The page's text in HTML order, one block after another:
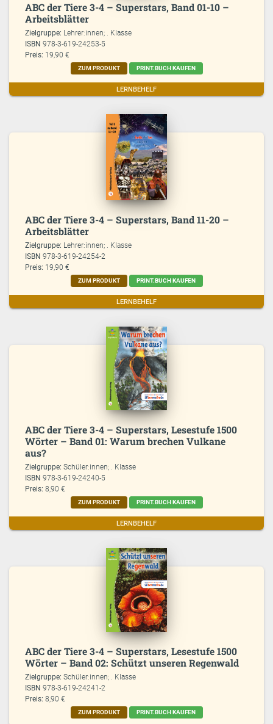
ABC der Tiere 3-4 – Superstars, Band 01-10 –
Arbeitsblätter
Zielgruppe: Lehrer:innen; . Klasse
ISBN978-3-619-24253-5
Preis: 19,90 €
ZUM PRODUKT PRINT.BUCH KAUFEN
LERNBEHELF
ABC der Tiere 3-4 – Superstars, Band 11-20 –
Arbeitsblätter
Zielgruppe: Lehrer:innen; . Klasse
ISBN978-3-619-24254-2
Preis: 19,90 €
ZUM PRODUKT PRINT.BUCH KAUFEN
LERNBEHELF
ABC der Tiere 3-4 – Superstars, Lesestufe 1500
Wörter – Band 01: Warum brechen Vulkane
aus?
Zielgruppe:Schüler:innen; . Klasse
ISBN978-3-619-24240-5
Preis: 8,90 €
ZUM PRODUKT PRINT.BUCH KAUFEN
LERNBEHELF
ABC der Tiere 3-4 – Superstars, Lesestufe 1500
Wörter – Band 02: Schützt unseren Regenwald
Zielgruppe:Schüler:innen; . Klasse
ISBN978-3-619-24241-2
Preis: 8,90 €
ZUM PRODUKT PRINT.BUCH KAUFEN